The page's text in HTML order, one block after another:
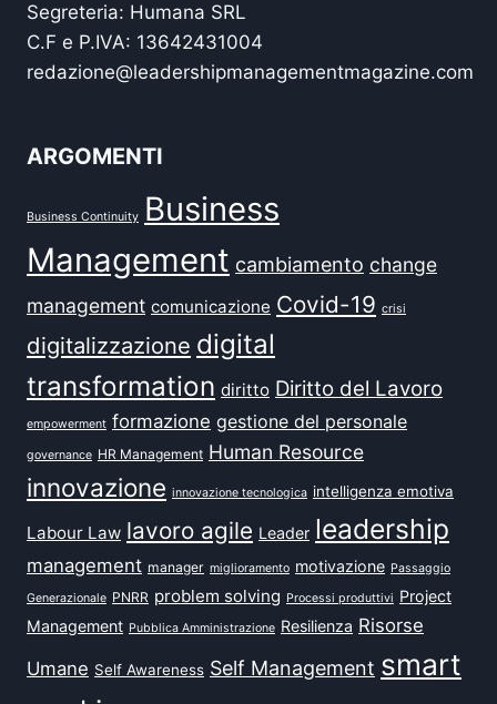
Segreteria: Humana SRL
C.F e P.IVA: 13642431004
redazione@leadershipmanagementmagazine.com
ARGOMENTI
Business Continuity Business
Management cambiamento change
management comunicazione Covid-19 crisi
digitalizzazione digital
transformation diritto Diritto del Lavoro
empowerment formazione gestione del personale
governance HR Management Human Resource
innovazione innovazione tecnologica intelligenza emotiva
Labour Law lavoro agile Leader leadership
management manager miglioramento motivazione Passaggio
Generazionale PNRR problem solving Processi produttivi Project
Management Pubblica Amministrazione Resilienza Risorse
Umane Self Awareness Self Management smart